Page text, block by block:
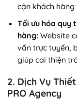
cận khách
Tối ưu hóa quy
hàng:Website
vấn trực tuyến,
giúp cải thiện
2. Dịch Vụ
PRO Agency